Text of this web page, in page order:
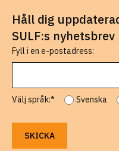
Håll dig
SULF:s nyhetsbrev
Fyll i en e-postadress:
Välj språk:* Svenska